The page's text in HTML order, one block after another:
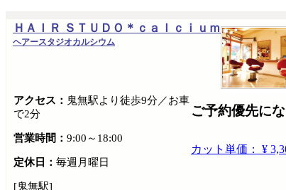
ＨＡＩＲ ＳＴＵＤＯ＊ｃａｌｃｉｕｍ
ヘアースタジオカルシウム
ご予約優先に
カット単価： ¥
アクセス： 鬼無駅より徒歩9分／お車
で2分
営業時間： 9:00～18:00
定休日： 毎週月曜日
[鬼無駅]